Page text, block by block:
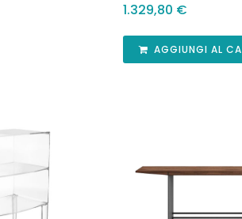
1.329,80 €
AGGIUNGI AL